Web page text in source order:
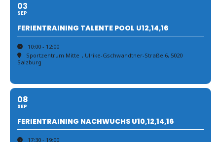
03
SEP
FERIENTRAINING TALENTE POOL U12,14,16
10:00 - 12:00
Sportzentrum Mitte , Ulrike-Gschwandtner-Straße 6, 5020
Salzburg
08
SEP
FERIENTRAINING NACHWUCHS U10,12,14,16
17:30 - 19:00